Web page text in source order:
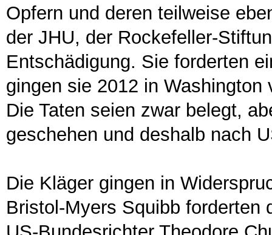
Opfern und deren teilweise
der JHU, der Rockefeller-
Entschädigung. Sie forderten
gingen sie 2012 in
Die Taten seien zwar belegt,
geschehen und deshalb nach
Die Kläger gingen in
Bristol-Myers Squibb forderten